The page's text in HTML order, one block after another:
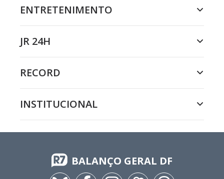
ENTRETENIMENTO
JR 24H
RECORD
INSTITUCIONAL
BALANÇO GERAL DF